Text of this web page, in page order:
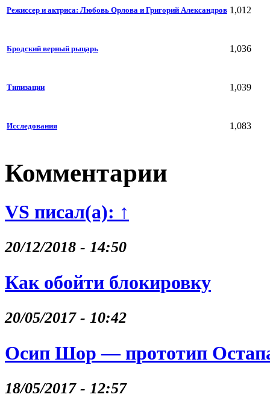
Режиссер и актриса: Любовь Орлова и Григорий Александров 1,012
Бродский верный рыцарь 1,036
Типизации 1,039
Исследования 1,083
Комментарии
VS писал(а): ↑
20/12/2018 - 14:50
Как обойти блокировку
20/05/2017 - 10:42
Осип Шор — прототип
18/05/2017 - 12:57